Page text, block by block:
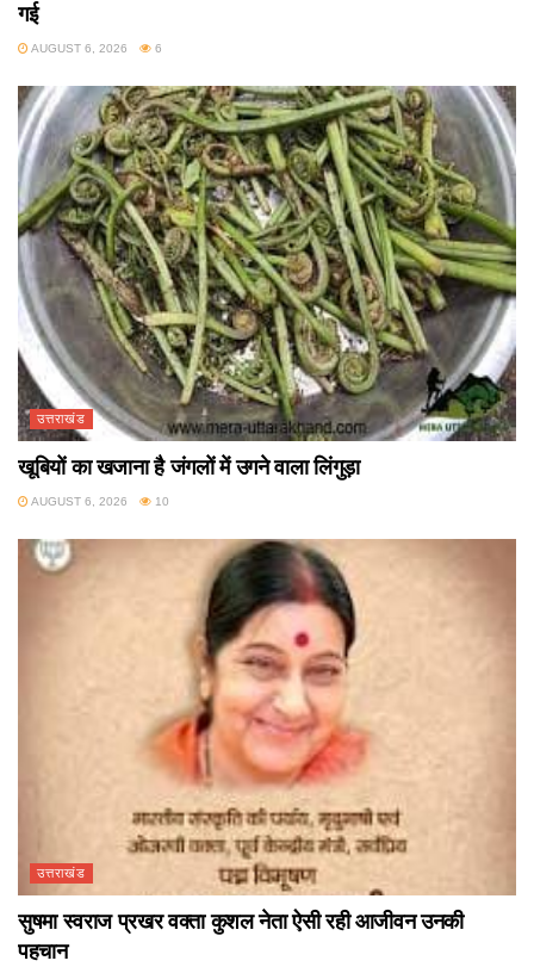
गई
AUGUST 6, 2026 6
उत्तराखंड
खूबियों का खजाना है जंगलों में उगने वाला लिंगुड़ा
AUGUST 6, 2026 10
उत्तराखंड
सुषमा स्वराज प्रखर वक्ता कुशल नेता ऐसी रही आजीवन उनकी
पहचान